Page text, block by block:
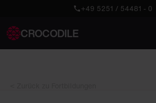
+49 5251 / 54481 - 0
CROCODILE